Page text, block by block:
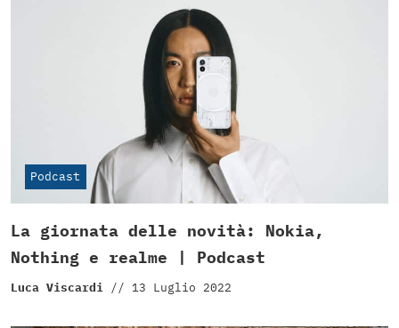
Podcast
La giornata delle novità: Nokia,
Nothing e realme | Podcast
Luca Viscardi // 13 Luglio 2022